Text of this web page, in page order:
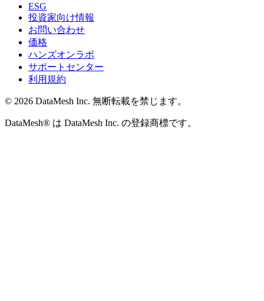
ESG
投資家向け情報
お問い合わせ
価格
ハンズオンラボ
サポートセンター
利用規約
© 2026 DataMesh Inc. 無断転載を禁じます。
DataMesh® は DataMesh Inc. の登録商標です。